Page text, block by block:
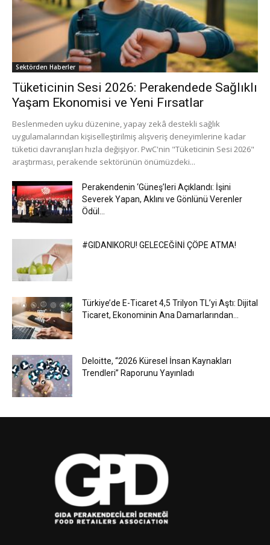
Sektörden Haberler
Tüketicinin Sesi 2026: Perakendede Sağlıklı
Yaşam Ekonomisi ve Yeni Fırsatlar
Beslenmeden uyku düzenine, yapay zekâ destekli sağlık
uygulamalarından kişiselleştirilmiş alışveriş deneyimlerine kadar
tüketici davranışları hızla değişiyor. PwC'nin "Tüketicinin Sesi 2026"
araştırması, perakende sektörünün önümüzdeki...
Perakendenin ‘Güneş’leri Açıklandı: İşini
Severek Yapan, Aklını ve Gönlünü Verenler
Ödül...
#GIDANIKORU! GELECEĞİNİ ÇÖPE ATMA!
Türkiye’de E-Ticaret 4,5 Trilyon TL’yi Aştı: Dijital
Ticaret, Ekonominin Ana Damarlarından...
Deloitte, “2026 Küresel İnsan Kaynakları
Trendleri” Raporunu Yayınladı